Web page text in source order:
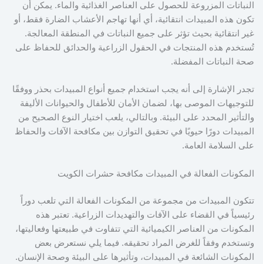
النباتات المزروعة للحصول على العناصر الغذائية والماء. يمكن أن
تكون هذه المبيدات انتقائية، أي أنها تهاجم الأعشاب الضارة فقط، أو
غير انتقائية بحيث تؤثر على جميع النباتات في المنطقة المعالجة.
تُستخدم هذه المنتجات في الحقول الزراعية والحدائق للحفاظ على
صحة النباتات المفضلة.
تجدر الإشارة إلى أنه يجب استخدام جميع أنواع المبيدات بحذر ووفقًا
للتوجيهات الموصى بها، لضمان الأمان للأطفال والحيوانات الأليفة
والتأثير المحدد على البيئة. وبالتالي، يلعب اختيار النوع الصحيح من
المبيدات دورًا حيويًا في تحقيق التوازن بين مكافحة الآفات والحفاظ
على السلامة العامة.
المكونات الفعالة في المبيدات مكافحة حشرات الكويت
تتكون المبيدات من مجموعة من المكونات الفعالة التي تلعب دوراً
رئيسياً في القضاء على الآفات والتهديدات الزراعية. تعتبر هذه
المكونات من العناصر الكيميائية التي تتفاوت في طبيعتها وفعاليتها،
وتستخدم وفقاً للغرض المراد تحقيقه. فيما يلي نستعرض بعض
المكونات الشائعة في المبيدات، وتأثيرها على البيئة وصحة الإنسان.